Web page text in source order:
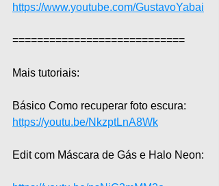
https://www.youtube.com/GustavoYabai
============================
Mais tutoriais:
Básico Como recuperar foto escura:
https://youtu.be/NkzptLnA8Wk
Edit com Máscara de Gás e Halo Neon: